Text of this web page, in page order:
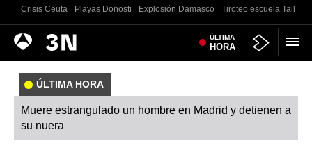
Crisis Ceuta Playas Donosti Explosión Damasco Tiroteo escuela
Antena
3
Noticias ÚLTIMA
HORA
ÚLTIMA HORA
Muere estrangulado un hombre en Madrid y detienen a
su nuera